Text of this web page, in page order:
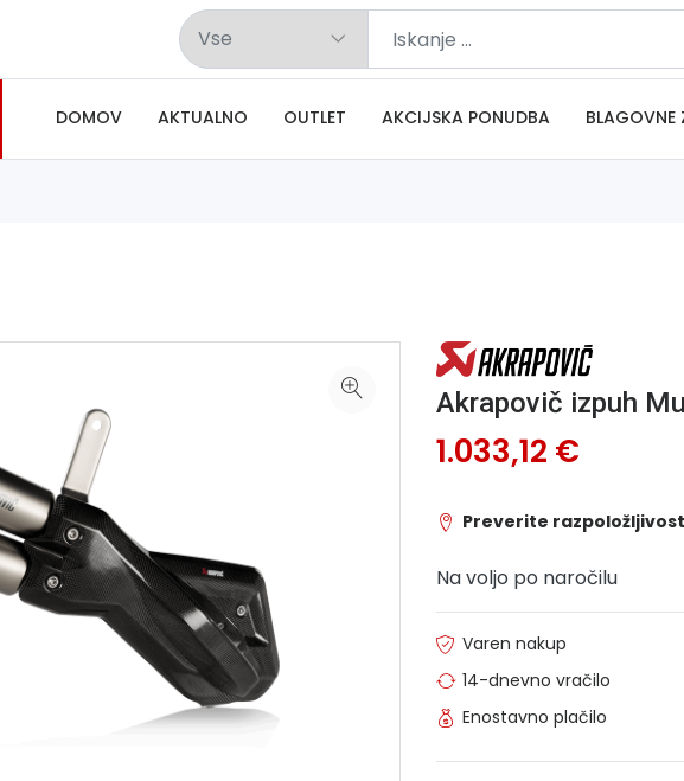
DOMOV AKTUALNO OUTLET AKCIJSKA PONUDBA BLAGOVNE
Akrapovič izpuh
1.033,12 €
Preverite
Na voljo po naročilu
Varen nakup
14-dnevno vračilo
Enostavno plačilo